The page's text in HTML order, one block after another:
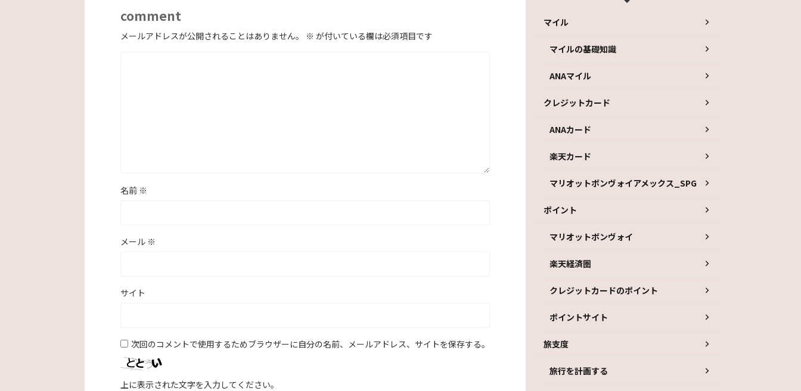
comment
メールアドレスが公開されることはありません。 ※ が付いている欄は必須項目です
名前 ※
メール ※
サイト
次回のコメントで使用するためブラウザーに自分の名前、メールアドレス、サイトを保存する。
上に表示された文字を入力してください。
マイル
マイルの基礎知識
ANAマイル
クレジットカード
ANAカード
楽天カード
マリオットボンヴォイアメックス_SPG
ポイント
マリオットボンヴォイ
楽天経済圏
クレジットカードのポイント
ポイントサイト
旅支度
旅行を計画する